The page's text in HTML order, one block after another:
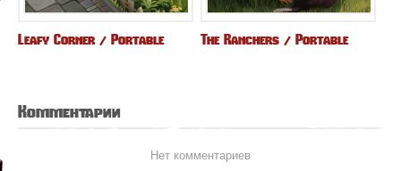
Leafy Corner / Portable The Ranchers / Portable
Комментарии
Нет комментариев